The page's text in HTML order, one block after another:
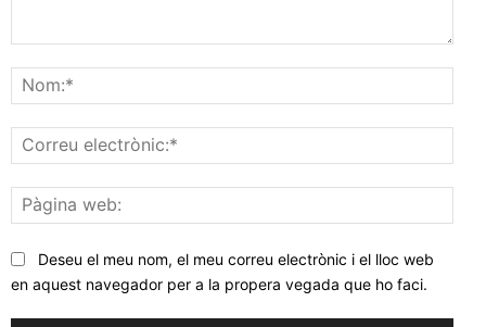
web:
Deseu el meu nom, el meu correu electrònic i el lloc web
en aquest navegador per a la propera vegada que ho faci.